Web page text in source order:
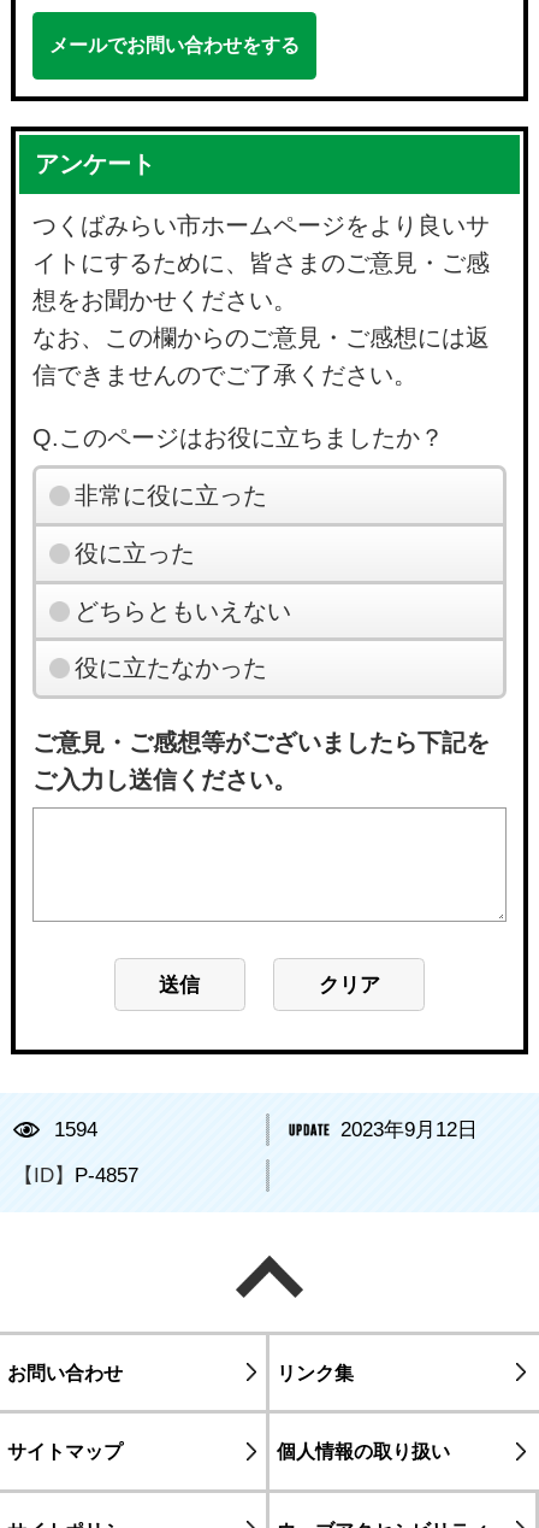
メールでお問い合わせをする
アンケート
つくばみらい市ホームページをより良いサ
イトにするために、皆さまのご意見・ご感
想をお聞かせください。
なお、この欄からのご意見・ご感想には返
信できませんのでご了承ください。
Q.このページはお役に立ちましたか？
非常に役に立った
役に立った
どちらともいえない
役に立たなかった
ご意見・ご感想等がございましたら下記を
ご入力し送信ください。
1594 2023年9月12日
【ID】 P-4857
お問い合わせ リンク集
サイトマップ 個人情報の取り扱い